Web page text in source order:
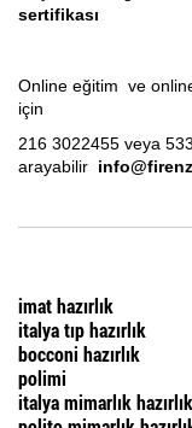
sertifikası
Online eğitim ve
için
216 3022455 veya
arayabilir
imat hazırlık
italya tıp hazırlık
bocconi hazırlık
polimi
italya mimarlık hazırlık